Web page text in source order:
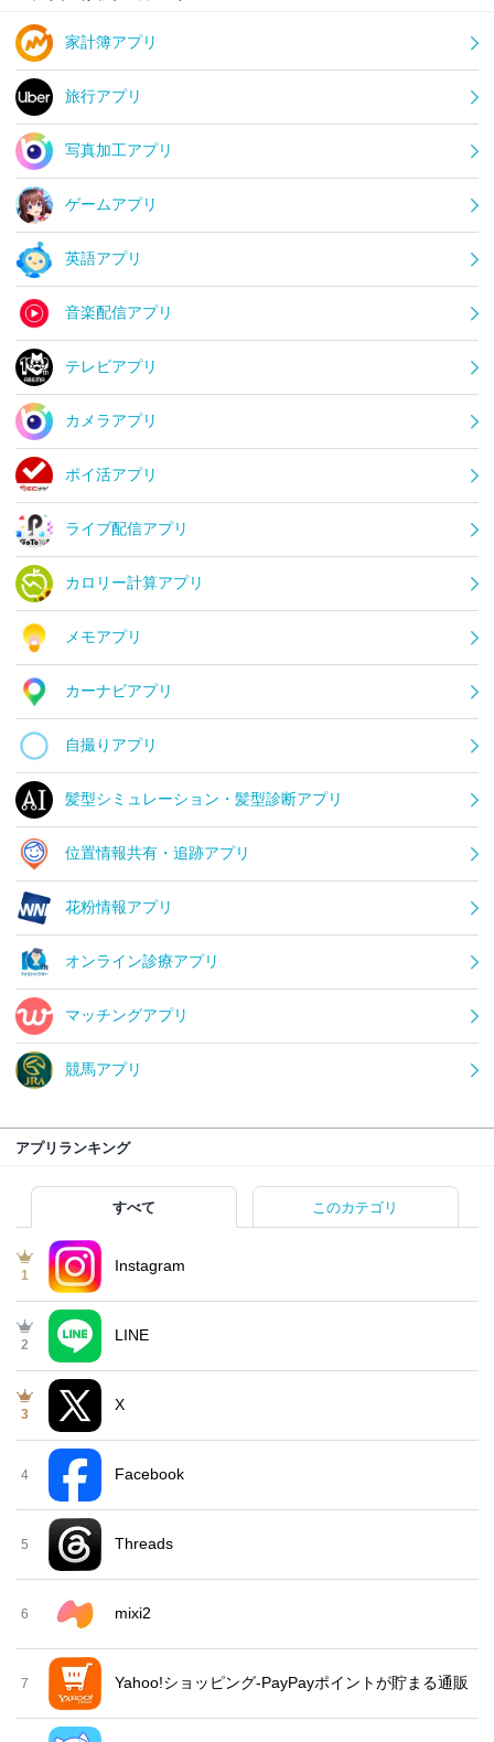
家計簿アプリ
旅行アプリ
写真加工アプリ
ゲームアプリ
英語アプリ
音楽配信アプリ
テレビアプリ
カメラアプリ
ポイ活アプリ
ライブ配信アプリ
カロリー計算アプリ
メモアプリ
カーナビアプリ
自撮りアプリ
髪型シミュレーション・髪型診断アプリ
位置情報共有・追跡アプリ
花粉情報アプリ
オンライン診療アプリ
マッチングアプリ
競馬アプリ
アプリランキング
すべて このカテゴリ
1
Instagram
2
LINE
3
X
4 Facebook
5 Threads
6 mixi2
7 Yahoo!ショッピング-PayPayポイントが貯まる通販